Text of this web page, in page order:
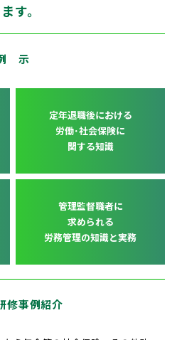
す。
示
定年退職後における
労働･社会保険に
関する知識
管理監督職者に
求められる
労務管理の知識と実務
修事例紹介